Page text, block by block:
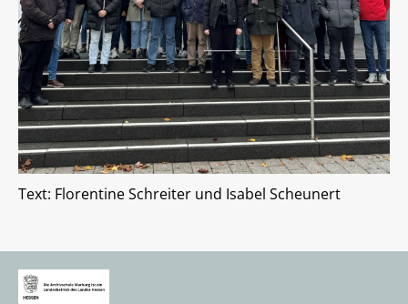
Text: Florentine Schreiter und Isabel Scheunert